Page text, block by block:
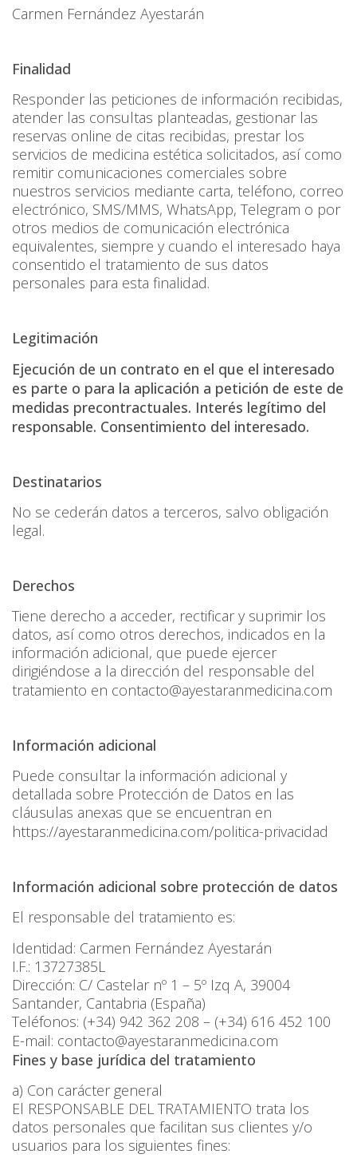
Carmen Fernández Ayestarán
Finalidad
Responder las peticiones de información recibidas,
atender las consultas planteadas, gestionar las
reservas online de citas recibidas, prestar los
servicios de medicina estética solicitados, así como
remitir comunicaciones comerciales sobre
nuestros servicios mediante carta, teléfono, correo
electrónico, SMS/MMS, WhatsApp, Telegram o por
otros medios de comunicación electrónica
equivalentes, siempre y cuando el interesado haya
consentido el tratamiento de sus datos
personales para esta finalidad.
Legitimación
Ejecución de un contrato en el que el interesado
es parte o para la aplicación a petición de este de
medidas precontractuales. Interés legítimo del
responsable. Consentimiento del interesado.
Destinatarios
No se cederán datos a terceros, salvo obligación
legal.
Derechos
Tiene derecho a acceder, rectificar y suprimir los
datos, así como otros derechos, indicados en la
información adicional, que puede ejercer
dirigiéndose a la dirección del responsable del
tratamiento en contacto@ayestaranmedicina.com
Información adicional
Puede consultar la información adicional y
detallada sobre Protección de Datos en las
cláusulas anexas que se encuentran en
https://ayestaranmedicina.com/politica-privacidad
Información adicional sobre protección de datos
El responsable del tratamiento es:
Identidad: Carmen Fernández Ayestarán
I.F.: 13727385L
Dirección: C/ Castelar nº 1 – 5º Izq A, 39004
Santander, Cantabria (España)
Teléfonos: (+34) 942 362 208 – (+34) 616 452 100
E-mail: contacto@ayestaranmedicina.com
Fines y base jurídica del tratamiento
a) Con carácter general
El RESPONSABLE DEL TRATAMIENTO trata los
datos personales que facilitan sus clientes y/o
usuarios para los siguientes fines: